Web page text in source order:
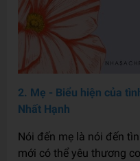
2. Mẹ - Biểu hiện của
Nhất Hạnh
Nói đến mẹ là nói đến
mới có thể yêu thương